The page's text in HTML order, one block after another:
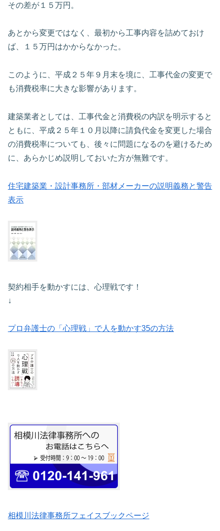
その差が１５万円。
あとから変更ではなく、最初から工事内容を詰めておけ
ば、１５万円はかからなかった。
このように、平成２５年９月末を境に、工事代金の変更で
も消費税率に大きな影響があります。
建築業者としては、工事代金と消費税の内訳を明示すると
ともに、平成２５年１０月以降に請負代金を変更した場合
の消費税率についても、後々に問題になるのを避けるため
に、あらかじめ説明しておいた方が無難です。
住宅建築業・設計事務所・部材メーカーの説明義務と警告
表示
契約相手を動かすには、心理戦です！
↓
プロ弁護士の「心理戦」で人を動かす35の方法
相模川法律事務所フェイスブックページ